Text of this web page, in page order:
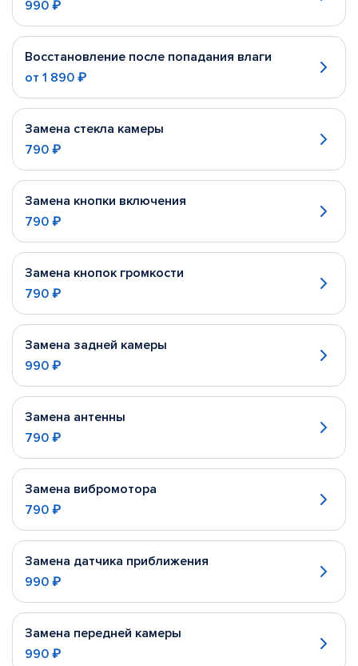
990 ₽
Восстановление после попадания влаги
от 1 890 ₽
Замена стекла камеры
790 ₽
Замена кнопки включения
790 ₽
Замена кнопок громкости
790 ₽
Замена задней камеры
990 ₽
Замена антенны
790 ₽
Замена вибромотора
790 ₽
Замена датчика приближения
990 ₽
Замена передней камеры
990 ₽